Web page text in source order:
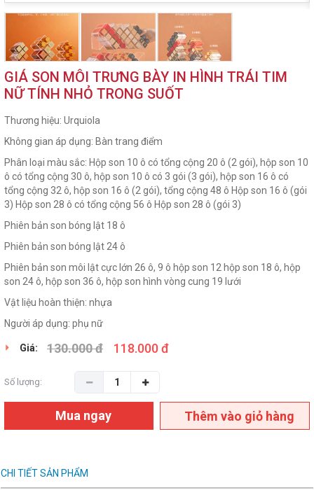
GIÁ SON MÔI TRƯNG BÀY IN HÌNH TRÁI TIM
NỮ TÍNH NHỎ TRONG SUỐT
Thương hiệu: Urquiola
Không gian áp dụng: Bàn trang điểm
Phân loại màu sắc: Hộp son 10 ô có tổng cộng 20 ô (2 gói), hộp son 10
ô có tổng cộng 30 ô, hộp son 10 ô có 3 gói (3 gói), hộp son 16 ô có
tổng cộng 32 ô, hộp son 16 ô (2 gói), tổng cộng 48 ô Hộp son 16 ô (gói
3) Hộp son 28 ô có tổng cộng 56 ô Hộp son 28 ô (gói 3)
Phiên bản son bóng lật 18 ô
Phiên bản son bóng lật 24 ô
Phiên bản son môi lật cực lớn 26 ô, 9 ô hộp son 12 hộp son 18 ô, hộp
son 24 ô, hộp son 36 ô, hộp son hình vòng cung 19 lưới
Vật liệu hoàn thiện: nhựa
Người áp dụng: phụ nữ
Giá: 130.000 đ 118.000 đ
Số lượng:
Mua ngay Thêm vào giỏ hàng
CHI TIẾT SẢN PHẨM